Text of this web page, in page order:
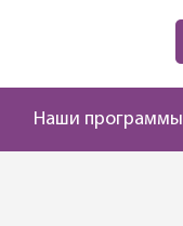
Наши программы